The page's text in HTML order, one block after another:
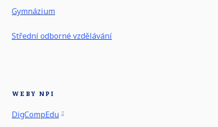
Gymnázium
Střední odborné vzdělávání
WEBY NPI
DigCompEdu